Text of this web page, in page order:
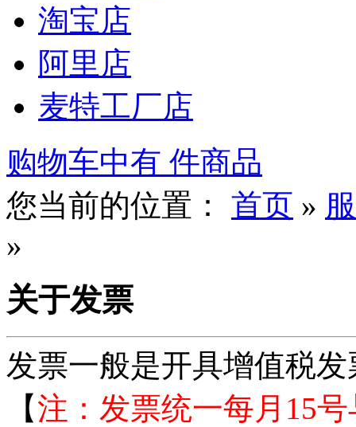
淘宝店
阿里店
麦特工厂店
购物车中有 件商品
您当前的位置： 首页 »
»
关于发票
发票一般是开具增值税
【注：发票统一每月15